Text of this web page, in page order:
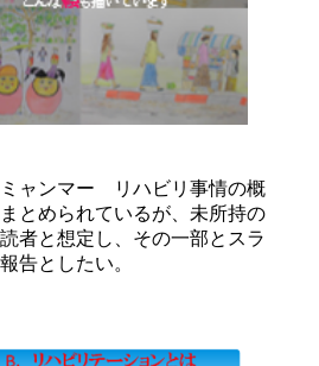
ャンマー リハビリ事情の概
とめられているが、未所持の
者と想定し、その一部とスラ
告としたい。